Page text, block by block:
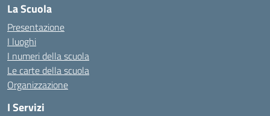
La Scuola
Presentazione
I luoghi
I numeri della scuola
Le carte della scuola
Organizzazione
I Servizi